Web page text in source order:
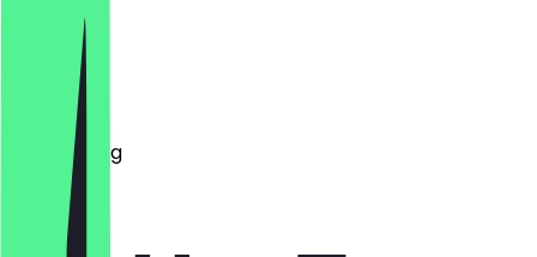
Montag
Dienstag
Mittwoch
Donnerstag
Freitag
Samstag
Sonntag